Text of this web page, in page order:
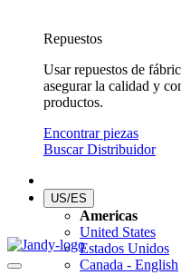
Repuestos
Usar repuestos de
asegurar la calidad y
productos.
Encontrar piezas
Buscar Distribuidor
US/ES
Americas
United States
Estados Unidos
Canada - English